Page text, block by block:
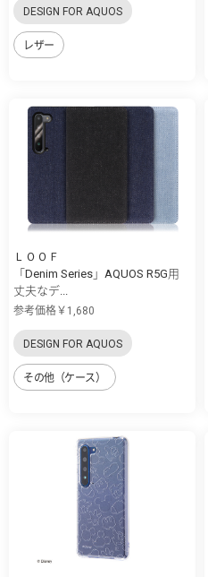
DESIGN FOR AQUOS
レザー
ＬＯＯＦ
「Denim Series」AQUOS R5G用
丈夫なデ...
参考価格￥1,680
DESIGN FOR AQUOS
その他（ケース）